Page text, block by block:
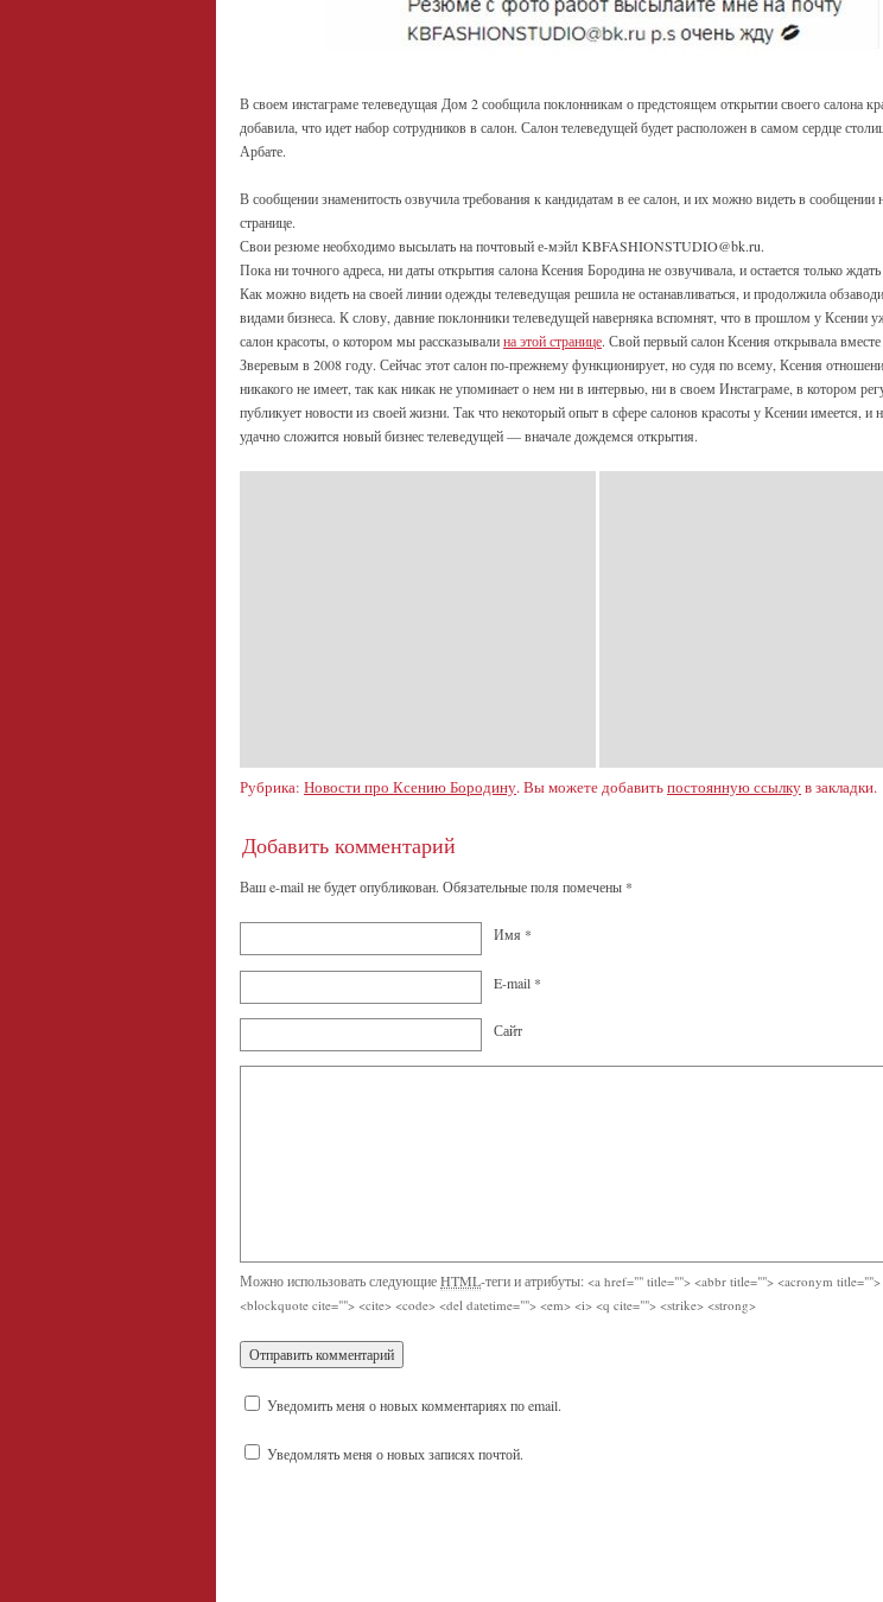
В своем инстаграме телеведущая Дом 2 сообщила поклонникам о предстоящем открытии своего салона
добавила, что идет набор сотрудников в салон. Салон телеведущей будет расположен в самом сердце
Арбате.
В сообщении знаменитость озвучила требования к кандидатам в ее салон, и их можно видеть в сообщении
странице.
Свои резюме необходимо высылать на почтовый е-мэйлKBFASHIONSTUDIO@bk.ru.
Пока ни точного адреса, ни даты открытия салона Ксения Бородина не озвучивала, и остается только ждать
Как можно видеть на своей линии одежды телеведущая решила не останавливаться, и продолжила
видами бизнеса. К слову, давние поклонники телеведущей наверняка вспомнят, что в прошлом у Ксении
салон красоты, о котором мы рассказывалина этой странице. Свой первый салон Ксения открывала
Зверевым в 2008 году. Сейчас этот салон по-прежнему функционирует, но судя по всему, Ксения
никакого не имеет, так как никак не упоминает о нем ни в интервью, ни в своем Инстаграме, в котором
публикует новости из своей жизни. Так что некоторый опыт в сфере салонов красоты у Ксении имеется, и
удачно сложится новый бизнес телеведущей — вначале дождемся открытия.
Рубрика: Новости про Ксению Бородину. Вы можете добавитьпостоянную ссылкув закладки.
Добавить комментарий
Ваш e-mail не будет опубликован. Обязательные поля помечены *
Имя *
E-mail *
Сайт
Можно использовать следующиеHTML-теги и атрибуты: <a href="" title=""> <abbr title=""> <acronym
<blockquote cite=""> <cite> <code> <del datetime=""> <em> <i> <q cite=""> <strike> <strong>
Уведомить меня о новых комментариях по email.
Уведомлять меня о новых записях почтой.